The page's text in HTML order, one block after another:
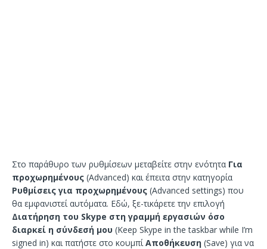
Στο παράθυρο των ρυθμίσεων μεταβείτε στην ενότητα Για
προχωρημένους (Advanced) και έπειτα στην κατηγορία
Ρυθμίσεις για προχωρημένους (Advanced settings) που
θα εμφανιστεί αυτόματα. Εδώ, ξε-τικάρετε την επιλογή
Διατήρηση του Skype στη γραμμή εργασιών όσο
διαρκεί η σύνδεσή μου (Keep Skype in the taskbar while I’m
signed in) και πατήστε στο κουμπίΑποθήκευση (Save) για να